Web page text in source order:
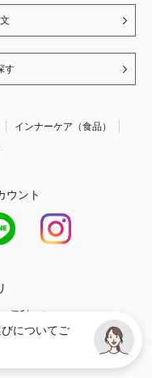
す
インナーケア（食品）
ウント
便利に！
についてご